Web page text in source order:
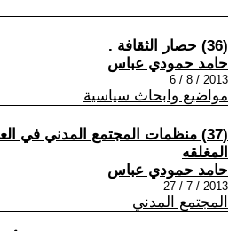
(36) حصار الثقافة .
حامد حمودي عباس
2013 / 8 / 6
مواضيع وابحاث سياسية
(37) منظمات المجتمع المدني في
المغلقه
حامد حمودي عباس
2013 / 7 / 27
المجتمع المدني